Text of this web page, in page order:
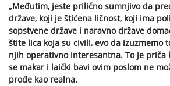
„Međutim, jeste prilično sumnjivo da
države, koji je štićena ličnost, koji ima
sopstvene države i naravno države
štite lica koja su civili, evo da izuzmemo
njih operativno interesantna. To je priča
se makar i laički bavi ovim poslom ne
prođe kao realna.